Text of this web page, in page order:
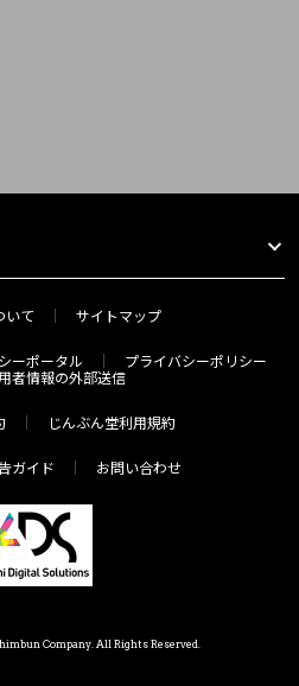
いて サイトマップ
ーポータル
プライバシーポリシー
者情報の外部送信
じんぶん堂利用規約
ガイド お問い合わせ
Company. All Rights Reserved.